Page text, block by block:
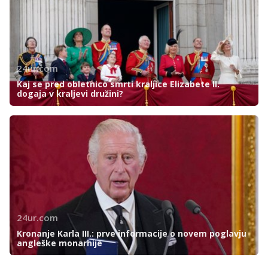
24ur.com
Kaj se pred obletnico smrti kraljice Elizabete II.
dogaja v kraljevi družini?
24ur.com
Kronanje Karla III.: prve informacije o novem poglavju
angleške monarhije